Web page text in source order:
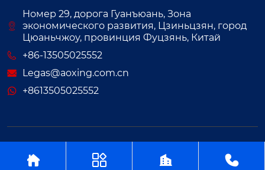
Номер 29, дорога Гуанъюань, Зона
экономического развития, Цзиньцзян, город
Цюаньчжоу, провинция Фуцзянь, Китай
+86-13505025552
Legas@aoxing.com.cn
+8613505025552
   